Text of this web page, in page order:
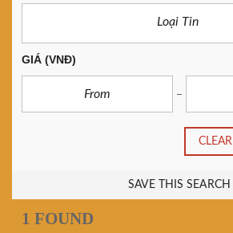
Loại Tin
GIÁ (VNĐ)
CLEAR
SAVE THIS SEARCH
1 FOUND